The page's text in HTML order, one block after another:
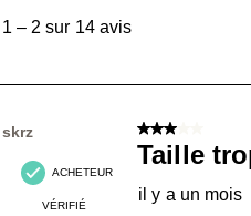
avis.
1 – 2 sur 14 avis
skrz
ACHETEUR
VÉRIFIÉ
3 sur 5 étoiles.
Taille
il y a un mois